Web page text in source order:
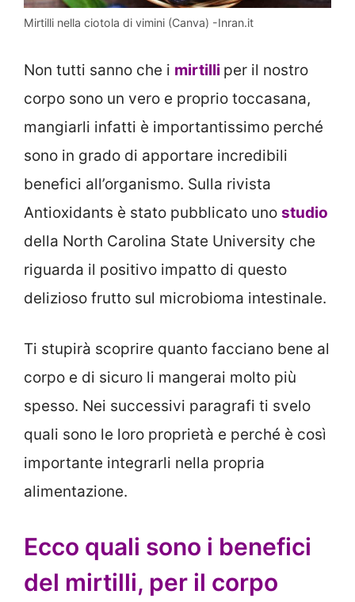
Mirtilli nella ciotola di vimini (Canva) -Inran.it
Non tutti sanno che i mirtilli per il nostro
corpo sono un vero e proprio toccasana,
mangiarli infatti è importantissimo perché
sono in grado di apportare incredibili
benefici all’organismo. Sulla rivista
Antioxidants è stato pubblicato uno studio
della North Carolina State University che
riguarda il positivo impatto di questo
delizioso frutto sul microbioma intestinale.
Ti stupirà scoprire quanto facciano bene al
corpo e di sicuro li mangerai molto più
spesso. Nei successivi paragrafi ti svelo
quali sono le loro proprietà e perché è così
importante integrarli nella propria
alimentazione.
Ecco quali sono i benefici
del mirtilli, per il corpo